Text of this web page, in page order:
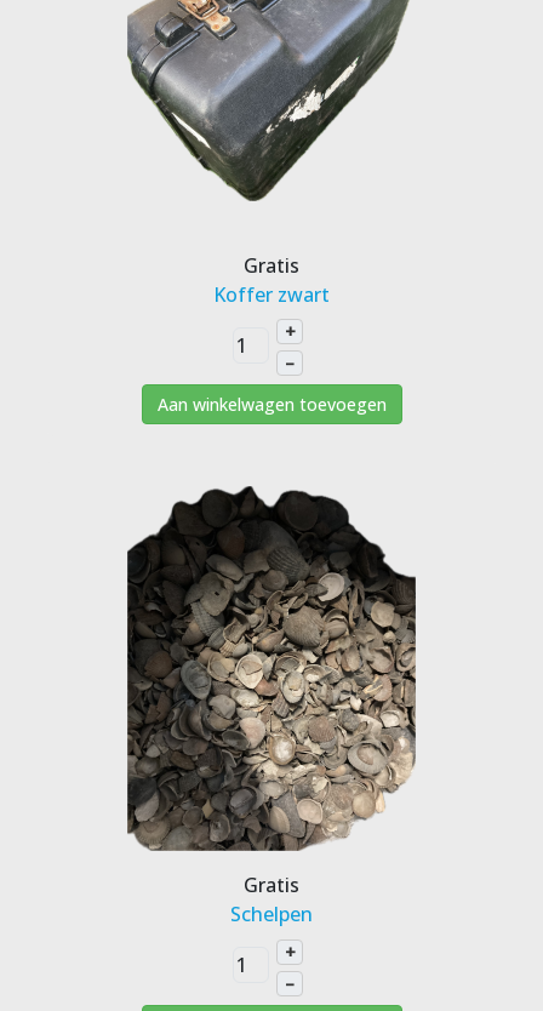
Gratis
Koffer zwart
+
–
Aan winkelwagen toevoegen
Gratis
Schelpen
+
–